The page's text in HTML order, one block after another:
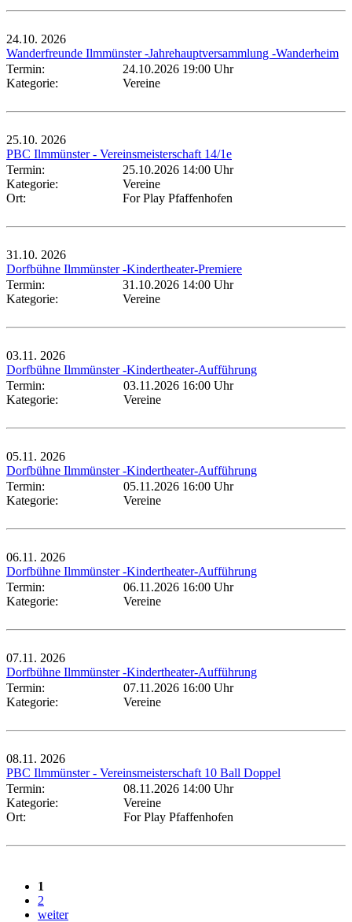
24.10. 2026
Wanderfreunde Ilmmünster -Jahrehauptversammlung -Wanderheim
Termin:
24.10.2026 19:00 Uhr
Kategorie:
Vereine
25.10. 2026
PBC Ilmmünster - Vereinsmeisterschaft 14/1e
Termin:
25.10.2026 14:00 Uhr
Kategorie:
Vereine
Ort:
For Play Pfaffenhofen
31.10. 2026
Dorfbühne Ilmmünster -Kindertheater-Premiere
Termin:
31.10.2026 14:00 Uhr
Kategorie:
Vereine
03.11. 2026
Dorfbühne Ilmmünster -Kindertheater-Aufführung
Termin:
03.11.2026 16:00 Uhr
Kategorie:
Vereine
05.11. 2026
Dorfbühne Ilmmünster -Kindertheater-Aufführung
Termin:
05.11.2026 16:00 Uhr
Kategorie:
Vereine
06.11. 2026
Dorfbühne Ilmmünster -Kindertheater-Aufführung
Termin:
06.11.2026 16:00 Uhr
Kategorie:
Vereine
07.11. 2026
Dorfbühne Ilmmünster -Kindertheater-Aufführung
Termin:
07.11.2026 16:00 Uhr
Kategorie:
Vereine
08.11. 2026
PBC Ilmmünster - Vereinsmeisterschaft 10 Ball Doppel
Termin:
08.11.2026 14:00 Uhr
Kategorie:
Vereine
Ort:
For Play Pfaffenhofen
1
2
weiter